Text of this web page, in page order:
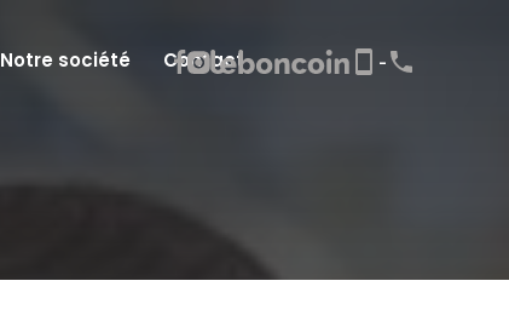
Notre société Contact -